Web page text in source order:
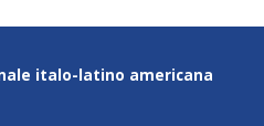
italo-latino americana